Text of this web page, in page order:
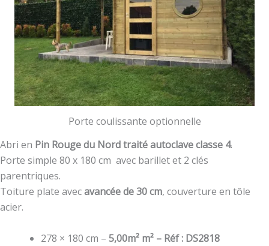
Porte coulissante optionnelle
Abri en Pin Rouge du Nord traité autoclave classe 4.
Porte simple 80 x 180 cm avec barillet et 2 clés
parentriques.
Toiture plate avecavancée de 30 cm, couverture en tôle
acier.
278 × 180 cm – 5,00m² m² – Réf : DS2818